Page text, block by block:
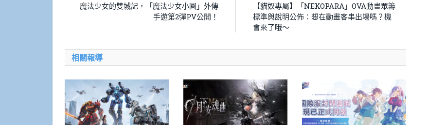
魔法少女的雙城記，「魔法少女小圓」外傳
手遊第2彈PV公開！
【貓奴專屬】「NEKOPARA」OVA動畫眾籌
標準與說明公佈：想在動畫客串出場嗎？機
會來了哦～
相關報導